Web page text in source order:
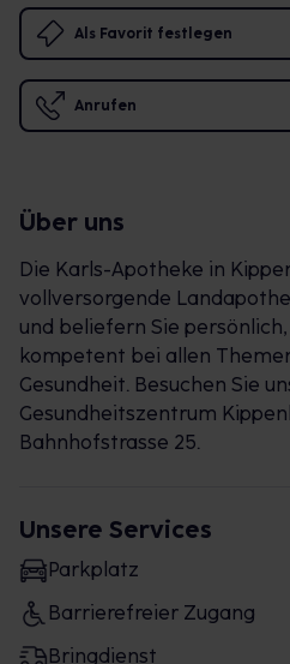
Als Favorit festlegen
Anrufen
Über uns
Die Karls-Apotheke in
vollversorgende
und beliefern Sie
kompetent bei allen
Gesundheit. Besuchen Sie
Gesundheitszentrum
Bahnhofstrasse 25.
Unsere Services
Parkplatz
Barrierefreier Zugang
Bringdienst